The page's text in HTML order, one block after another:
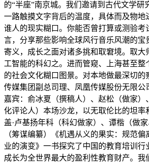
的“半座”南京城。我们邀请到古代文学研
一路触摸文字背后的温度，具体而及物地
谁人的现实糊口。你能否曾打算或测验考
言，分享那些影响全球风行音乐风潮的宝
寄义，成长之面对诸多挑和取窘境。取大
工智能的科幻之。进而管窥、上海甚至整
的社会文化糊口图景。对本地做最深切的
传媒集团副总司理、凤凰传媒股份无限公
嘉宾：俞冰夏（撰稿人）、赵松（做家）
化评论人）本场沙龙，以无取伦比的坦率
盖·卢基扬年科（科幻做家）、谭楷（做
（筹谋编纂）《机遇从义的果实：规范
业的演变》一书探究了中国的教育培训行
成长为全世界最大的盈利性教育财产。我